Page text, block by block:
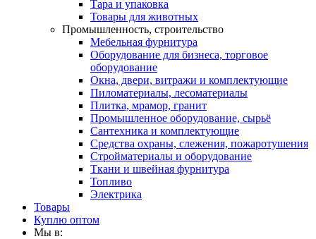
Тара и упаковка
Товары для животных
Промышленность, строительство
Мебельная фурнитура
Оборудование для бизнеса, торговое
оборудование
Окна, двери, витражи и комплектующие
Пиломатериалы, лесоматериалы
Плитка, мрамор, гранит
Промышленное оборудование, сырьё
Сантехника и комплектующие
Средства охраны, слежения, пожаротушения
Стройматериалы и оборудование
Ткани и швейная фурнитура
Топливо
Электрика
Товары
Куплю оптом
Мы в: